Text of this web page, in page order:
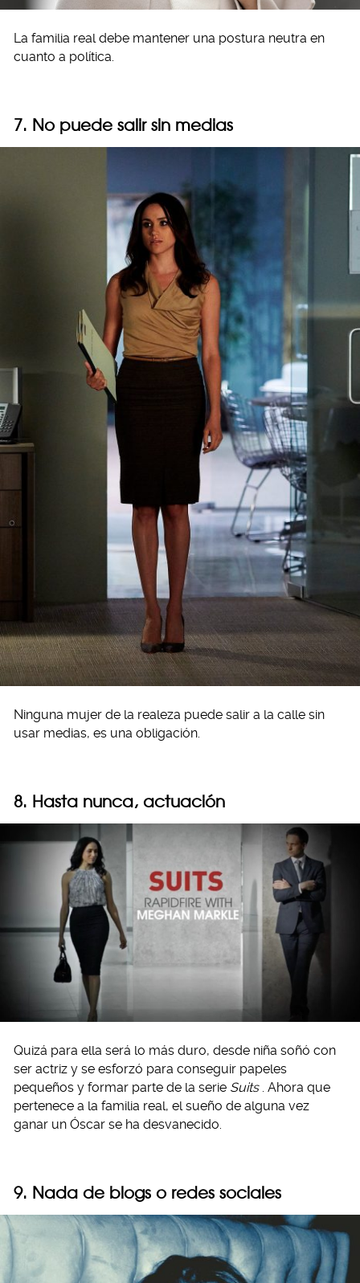
La familia real debe mantener una postura neutra en
cuanto a política.
7. No puede salir sin medias
Ninguna mujer de la realeza puede salir a la calle sin
usar medias, es una obligación.
8. Hasta nunca, actuación
Quizá para ella será lo más duro, desde niña soñó con
ser actriz y se esforzó para conseguir papeles
pequeños y formar parte de la serie Suits . Ahora que
pertenece a la familia real, el sueño de alguna vez
ganar un Óscar se ha desvanecido.
9. Nada de blogs o redes sociales